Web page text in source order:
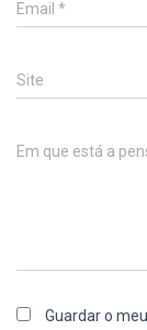
Email *
Site
Em que está a
Guardar o